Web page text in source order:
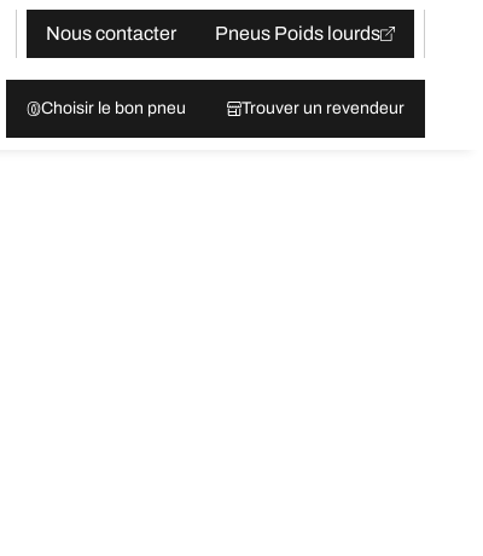
Nous contacter
Pneus Poids lourds
Choisir le bon pneu Trouver un revendeur